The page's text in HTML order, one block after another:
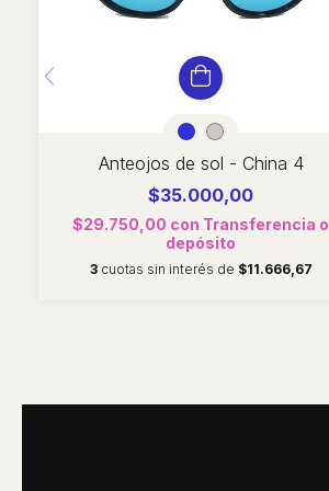
Anteojos de sol - China 4
$35.000,00
$29.750,00 con Transferencia o
depósito
3 cuotas sin interés de $11.666,67